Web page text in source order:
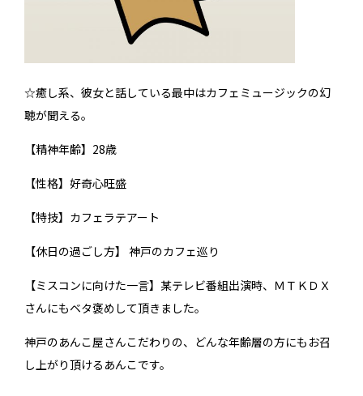
☆癒し系、彼女と話している最中はカフェミュージックの幻
聴が聞える。
【精神年齢】28歳
【性格】好奇心旺盛
【特技】カフェラテアート
【休日の過ごし方】 神戸のカフェ巡り
【ミスコンに向けた一言】某テレビ番組出演時、ＭＴＫＤＸ
さんにもベタ褒めして頂きました。
神戸のあんこ屋さんこだわりの、どんな年齢層の方にもお召
し上がり頂けるあんこです。